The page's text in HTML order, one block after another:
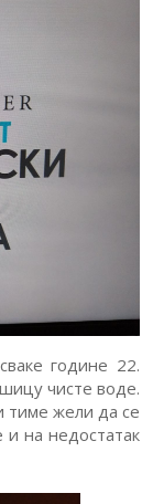
године 22.
чисте воде.
тиме жели да се
на недостатак